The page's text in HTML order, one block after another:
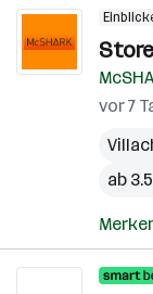
vor 7
ab